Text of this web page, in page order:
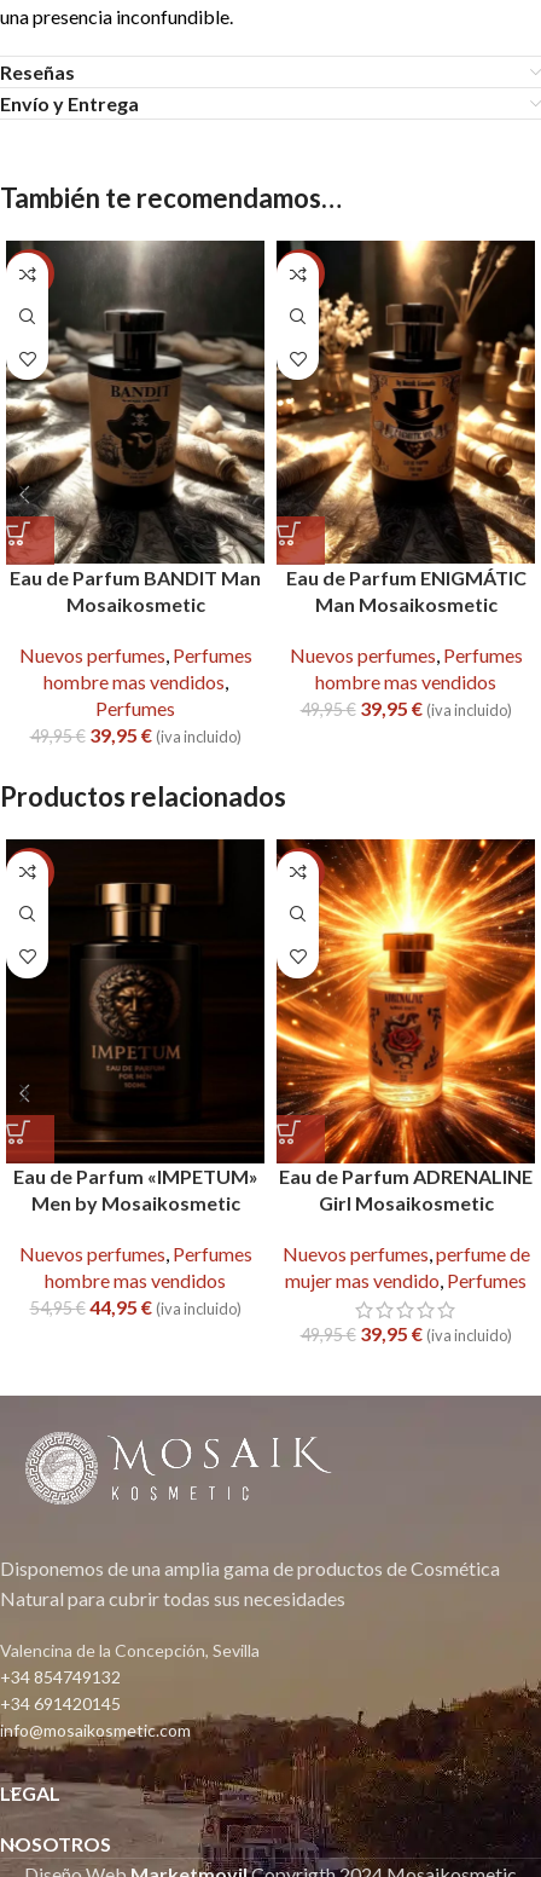
una presencia inconfundible.
Reseñas
Envío y Entrega
También te recomendamos…
-20%
Eau de Parfum BANDIT Man
Mosaikosmetic
Nuevos perfumes, Perfumes
hombre mas vendidos,
Perfumes
49,95€ 39,95 € (iva incluido)
-20%
Eau de Parfum ENIGMÁTIC
Man Mosaikosmetic
Nuevos perfumes, Perfumes
hombre mas vendidos
49,95€ 39,95 € (iva incluido)
Productos relacionados
-18%
Eau de Parfum «IMPETUM»
Men by Mosaikosmetic
Nuevos perfumes Perfumes
hombre mas vendidos
54,95€ 44,95 € (iva incluido)
-20%
Eau de Parfum ADRENALINE
Girl Mosaikosmetic
Nuevos perfumes perfume de
mujer mas vendido Perfumes
49,95€ 39,95 € (iva incluido)
Disponemos de una amplia gama de productos de Cosmética
Natural para cubrir todas sus necesidades
Valencina de la Concepción, Sevilla
+34 854749132
+34 691420145
info@mosaikosmetic.com
LEGAL
NOSOTROS